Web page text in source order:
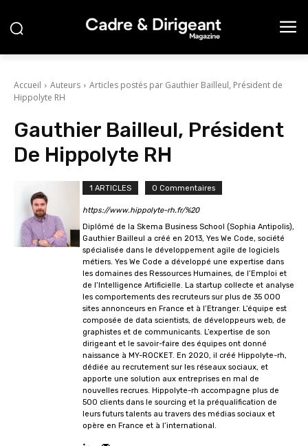
Accueil Auteurs
Articles postés par Gauthier Bailleul, Président de
Hippolyte RH
Gauthier Bailleul, Président
De Hippolyte RH
1 ARTICLES 0 Commentaires
https://www.hippolyte-rh.fr/%20
Diplômé de la Skema Business School (Sophia Antipolis),
Gauthier Bailleul a créé en 2013, Yes We Code, société
spécialisée dans le développement agile de logiciels
métiers. Yes We Code a développé une expertise dans
les domaines des Ressources Humaines, de l’Emploi et
de l’Intelligence Artificielle. La startup collecte et analyse
les comportements des recruteurs sur plus de 35 000
sites annonceurs en France et à l’Etranger. L’équipe est
composée de data scientists, de développeurs web, de
graphistes et de communicants. L’expertise de son
dirigeant et le savoir-faire des équipes ont donné
naissance à MY-ROCKET. En 2020, il créé Hippolyte-rh,
dédiée au recrutement sur les réseaux sociaux, et
apporte une solution aux entreprises en mal de
nouvelles recrues. Hippolyte-rh accompagne plus de
500 clients dans le sourcing et la préqualification de
leurs futurs talents au travers des médias sociaux et
opère en France et à l’international.